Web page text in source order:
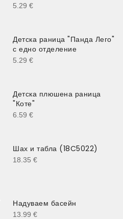
5.29 €
Детска раница "Панда Лего"
с едно отделение
5.29 €
Детска плюшена раница
"Коте"
6.59 €
Шах и табла (18C5022)
18.35 €
Надуваем басейн
13.99 €